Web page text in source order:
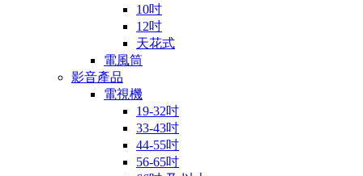
10吋
12吋
天花式
電風筒
影音產品
電視機
19-32吋
33-43吋
44-55吋
56-65吋